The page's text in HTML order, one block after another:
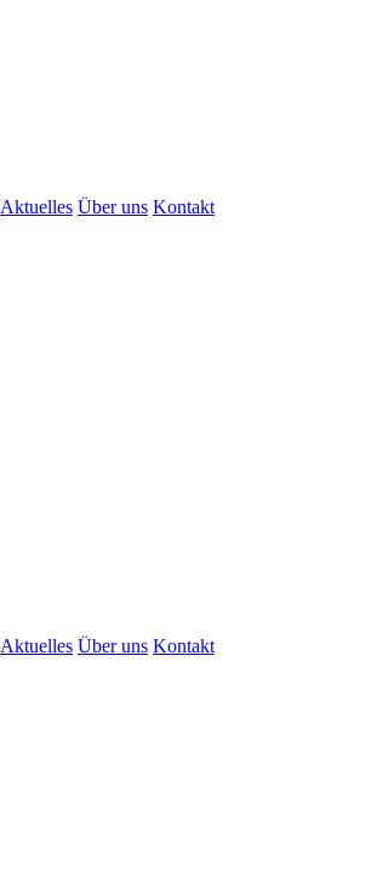
Aktuelles Über uns Kontakt
Aktuelles Über uns Kontakt